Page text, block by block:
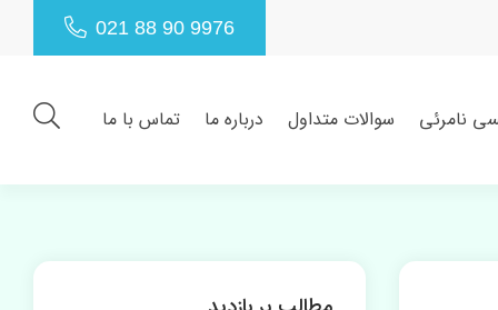
021 88 90 9976
نامرئی سوالات متداول درباره ما تماس با ما